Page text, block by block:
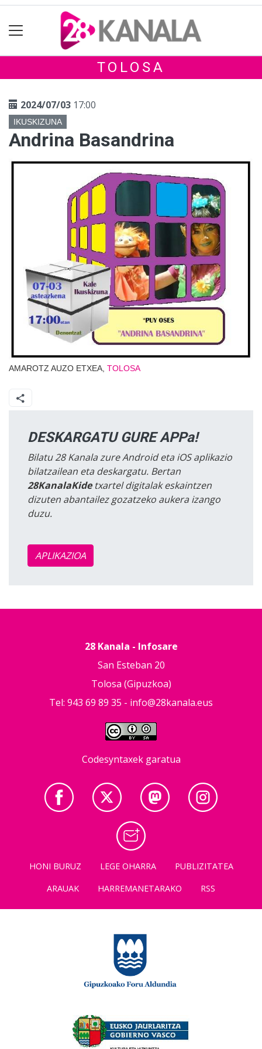
TOLOSA
2024/07/03 17:00
IKUSKIZUNA
Andrina Basandrina
AMAROTZ AUZO ETXEA, TOLOSA
DESKARGATU GURE APPa!
Bilatu 28 Kanala zure Android eta iOS aplikazio
bilatzailean eta deskargatu. Bertan
28KanalaKidetxartel digitalak eskaintzen
dizuten abantailez gozatzeko aukera izango
duzu.
APLIKAZIOA
28 Kanala - Infosare
San Esteban 20
Tolosa (Gipuzkoa)
Tel: 943 69 89 35 - info@28kanala.eus
Codesyntaxek garatua
HONI BURUZ LEGE OHARRA
PUBLIZITATEA
ARAUAK
HARREMANETARAKO RSS